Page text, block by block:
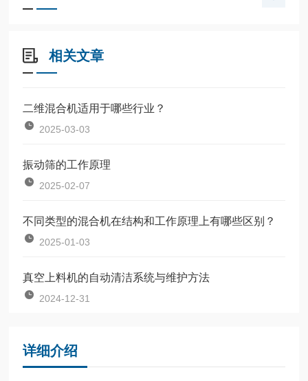
相关文章
二维混合机适用于哪些行业？
2025-03-03
振动筛的工作原理
2025-02-07
不同类型的混合机在结构和工作原理上有哪些区别？
2025-01-03
真空上料机的自动清洁系统与维护方法
2024-12-31
详细介绍